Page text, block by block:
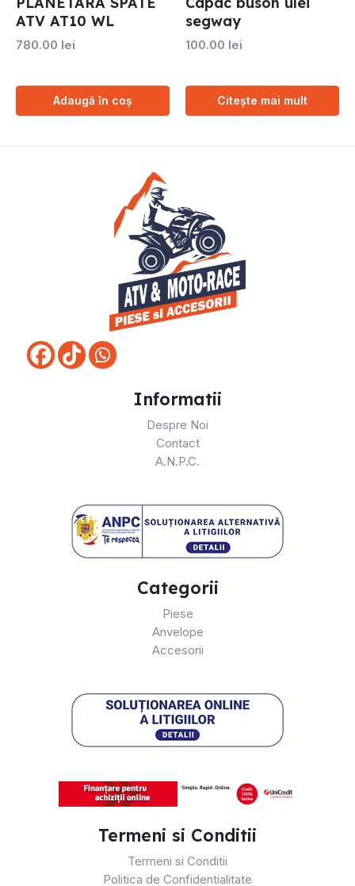
ATV AT10 WL
780.00 lei
Adaugă în coș
segway
100.00 lei
Citește mai mult
Informatii
Despre Noi
Contact
A.N.P.C.
Categorii
Piese
Anvelope
Accesorii
Termeni si Conditii
Termeni si Conditii
Politica de Confidentialitate